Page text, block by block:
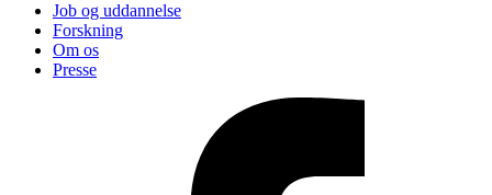
Job og uddannelse
Forskning
Om os
Presse